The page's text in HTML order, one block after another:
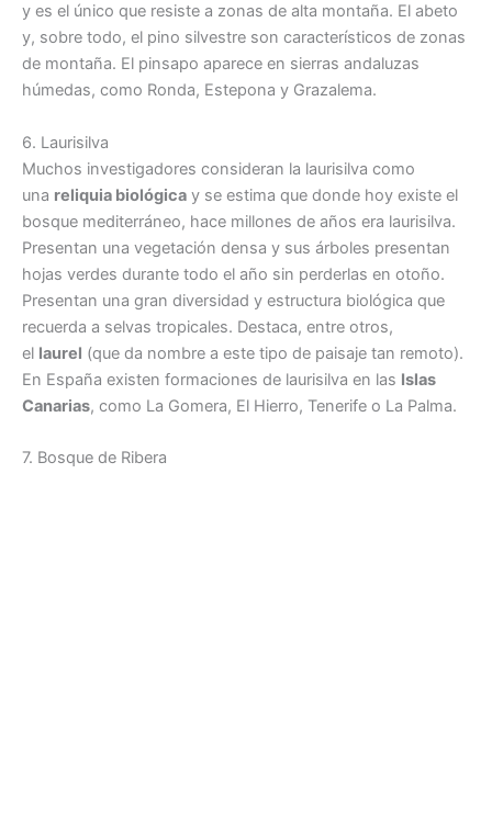
y es el único que resiste a zonas de alta montaña. El abeto
y, sobre todo, el pino silvestre son característicos de zonas
de montaña. El pinsapo aparece en sierras andaluzas
húmedas, como Ronda, Estepona y Grazalema.
6. Laurisilva
Muchos investigadores consideran la laurisilva como
una reliquia biológica y se estima que donde hoy existe el
bosque mediterráneo, hace millones de años era laurisilva.
Presentan una vegetación densa y sus árboles presentan
hojas verdes durante todo el año sin perderlas en otoño.
Presentan una gran diversidad y estructura biológica que
recuerda a selvas tropicales. Destaca, entre otros,
el laurel (que da nombre a este tipo de paisaje tan remoto).
En España existen formaciones de laurisilva en las Islas
Canarias, como La Gomera, El Hierro, Tenerife o La Palma.
7. Bosque de Ribera